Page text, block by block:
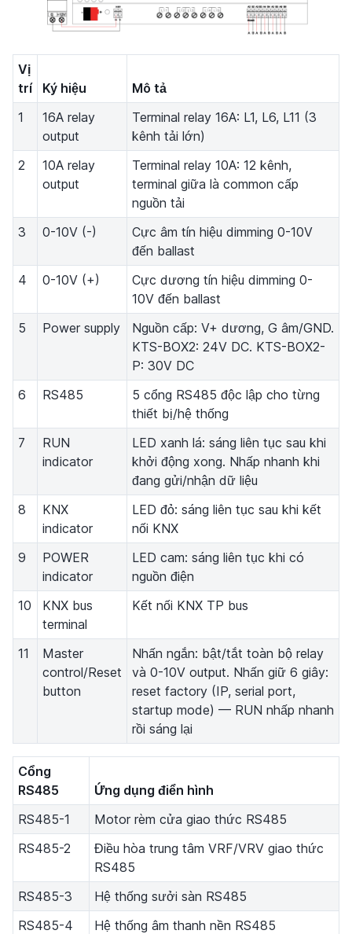
Vị
trí
Ký hiệu
Mô tả
1
16A relay
output
Terminal relay 16A: L1, L6, L11 (3
kênh tải lớn)
2
10A relay
output
Terminal relay 10A: 12 kênh,
terminal giữa là common cấp
nguồn tải
3
0-10V (-)
Cực âm tín hiệu dimming 0-10V
đến ballast
4
0-10V (+)
Cực dương tín hiệu dimming 0-
10V đến ballast
5
Power supply
Nguồn cấp: V+ dương, G âm/GND.
KTS-BOX2: 24V DC. KTS-BOX2-
P: 30V DC
6
RS485
5 cổng RS485 độc lập cho từng
thiết bị/hệ thống
7
RUN
indicator
LED xanh lá: sáng liên tục sau khi
khởi động xong. Nhấp nhanh khi
đang gửi/nhận dữ liệu
8
KNX
indicator
LED đỏ: sáng liên tục sau khi kết
nối KNX
9
POWER
indicator
LED cam: sáng liên tục khi có
nguồn điện
10
KNX bus
terminal
Kết nối KNX TP bus
11
Master
control/Reset
button
Nhấn ngắn: bật/tắt toàn bộ relay
và 0-10V output. Nhấn giữ 6 giây:
reset factory (IP, serial port,
startup mode) — RUN nhấp nhanh
rồi sáng lại
Cổng
RS485
Ứng dụng điển hình
RS485-1
Motor rèm cửa giao thức RS485
RS485-2
Điều hòa trung tâm VRF/VRV giao thức
RS485
RS485-3
Hệ thống sưởi sàn RS485
RS485-4
Hệ thống âm thanh nền RS485